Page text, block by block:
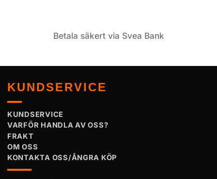
Betala säkert via Svea Bank
KUNDSERVICE
KUNDSERVICE
VARFÖR HANDLA AV OSS?
FRAKT
OM OSS
KONTAKTA OSS/ÅNGRA KÖP